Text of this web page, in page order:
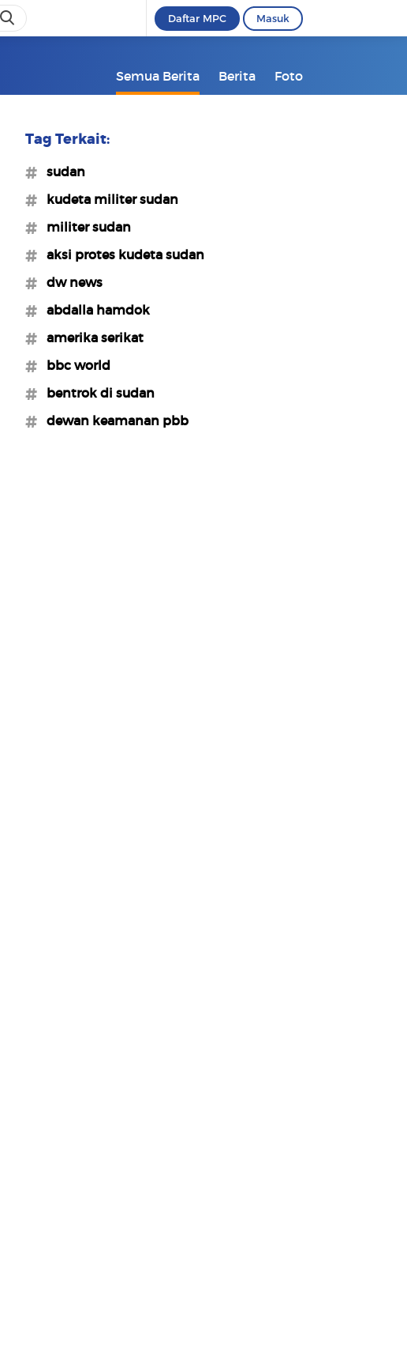
Daftar MPC Masuk
Semua Berita Berita Foto
Tag Terkait:
#sudan
#kudeta militer sudan
#militer sudan
#aksi protes kudeta sudan
#dw news
#abdalla hamdok
#amerika serikat
#bbc world
#bentrok di sudan
#dewan keamanan pbb